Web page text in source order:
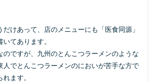
けあって、店のメニューにも「医食同源」
てあります。
のですが、九州のとんこつラーメンのような
人でとんこつラーメンのにおいが苦手な方で
ます。